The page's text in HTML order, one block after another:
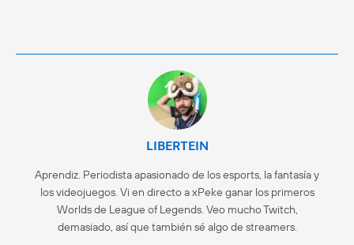
LIBERTEIN
Aprendiz. Periodista apasionado de los esports, la fantasía y
los videojuegos. Vi en directo a xPeke ganar los primeros
Worlds de League of Legends. Veo mucho Twitch,
demasiado, así que también sé algo de streamers.